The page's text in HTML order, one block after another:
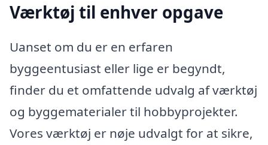
Værktøj til enhver opgave
Uanset om du er en erfaren
byggeentusiast eller lige er begyndt,
finder du et omfattende udvalg af værktøj
og byggematerialer til hobbyprojekter.
Vores værktøj er nøje udvalgt for at sikre,